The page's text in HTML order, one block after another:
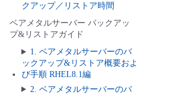
クアップ／リストア時間
ベアメタルサーバー バックアッ
プ&リストアガイド
1. ベアメタルサーバーのバ
ックアップ&リストア概要およ
び手順 RHEL8.1編
2. ベアメタルサーバーのバ